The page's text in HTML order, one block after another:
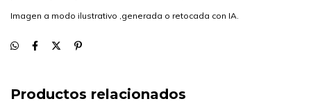
Imagen a modo ilustrativo ,generada o retocada con IA.
Productos relacionados